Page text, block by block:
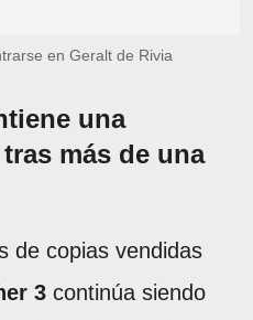
en Geralt de Rivia
una
más de una
de copias vendidas
3 continúa siendo